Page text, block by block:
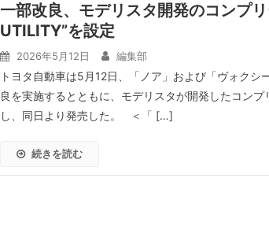
一部改良、モデリスタ開発のコンプ
UTILITY”を設定
2026年5月12日 編集部
トヨタ自動車は5月12日、「ノア」および「ヴォクシ
良を実施するとともに、モデリスタが開発したコンプ
し、同日より発売した。 ＜「 […]
続きを読む